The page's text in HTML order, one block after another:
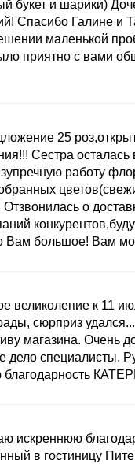
букет и шарики)
Спасибо Галине и
маленькой
приятно с вами
25
Сестра осталась
работу
о
Вам большое! Вам
великолепие к 11
сюрприз
магазина. Очень
специалисты.
благодарность
искреннюю
в гостиницу